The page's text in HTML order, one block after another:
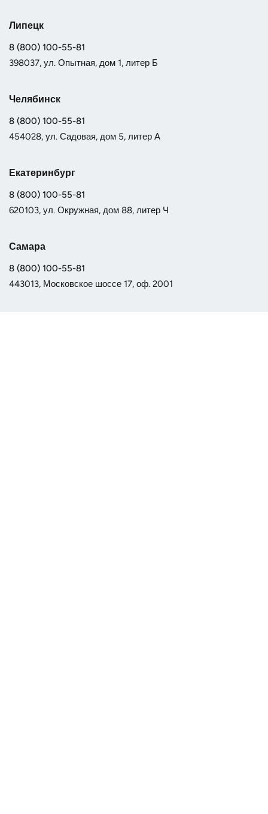
Липецк
8 (800) 100-55-81
398037, ул. Опытная, дом 1, литер Б
Челябинск
8 (800) 100-55-81
454028, ул. Садовая, дом 5, литер А
Екатеринбург
8 (800) 100-55-81
620103, ул. Окружная, дом 88, литер Ч
Самара
8 (800) 100-55-81
443013, Московское шоссе 17, оф. 2001